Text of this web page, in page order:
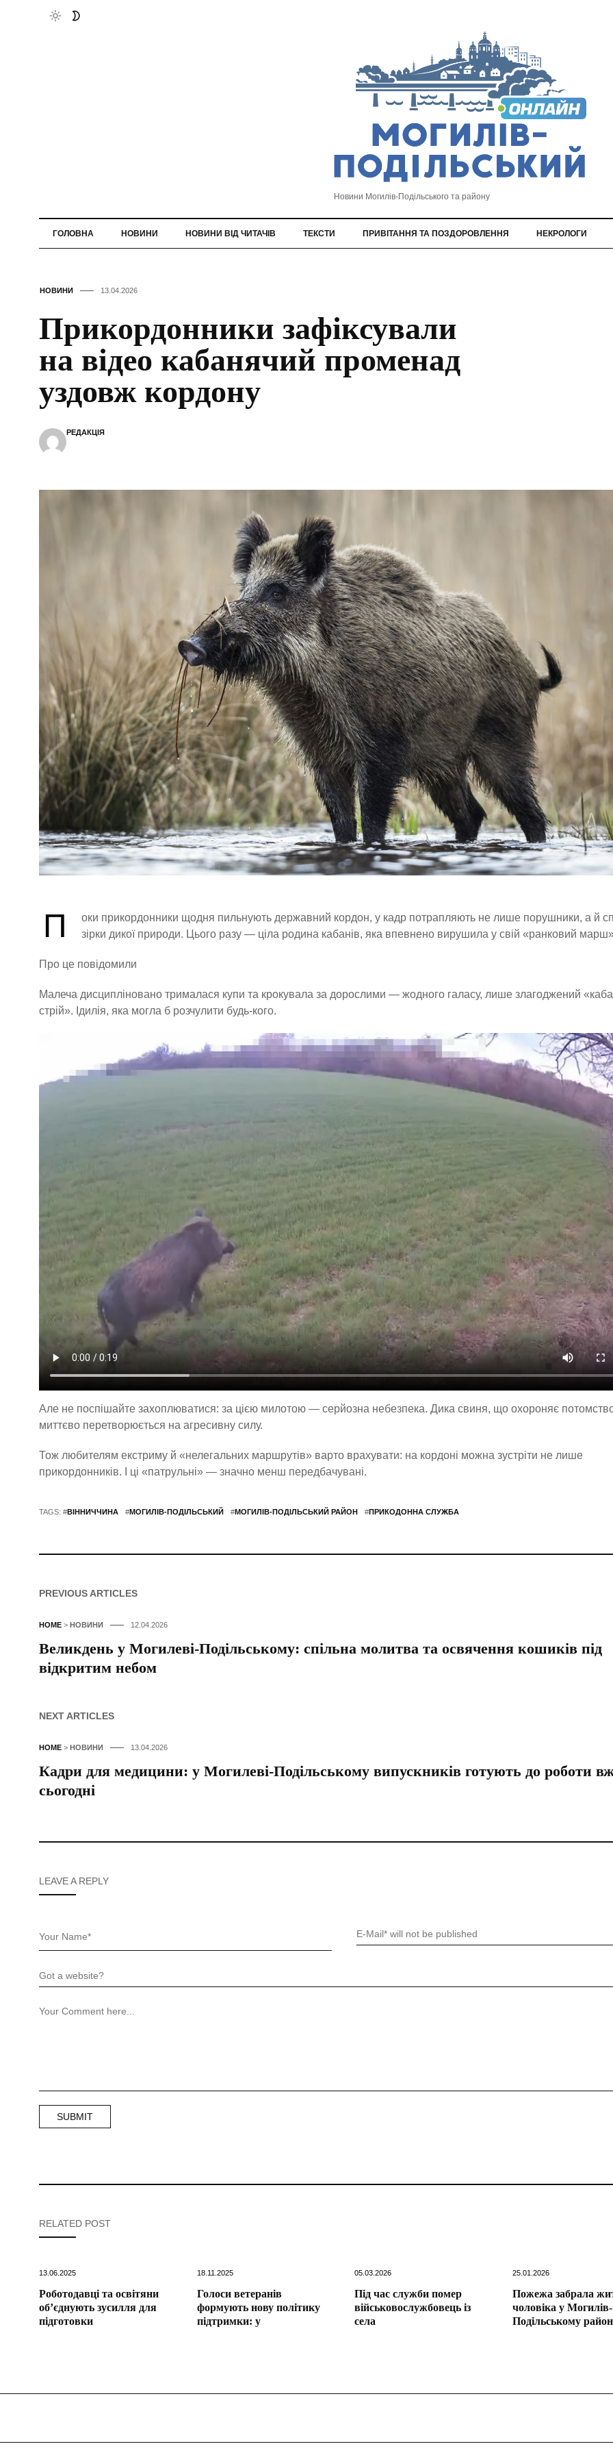
Новини Могилів-Подільського та району
ГОЛОВНА НОВИНИ НОВИНИ ВІД ЧИТАЧІВ ТЕКСТИ ПРИВІТАННЯ ТА ПОЗДОРОВЛЕННЯ НЕКРОЛОГИ
НОВИНИ 13.04.2026
Прикордонники зафіксували
на відео кабанячий променад
уздовж кордону
РЕДАКЦІЯ
П
оки прикордонники щодня пильнують державний кордон, у кадр потрапляють не лише порушники, а й
зірки дикої природи. Цього разу — ціла родина кабанів, яка впевнено вирушила у свій «ранковий
Про це повідомили
Малеча дисципліновано трималася купи та крокувала за дорослими — жодного галасу, лише злагоджений
стрій». Ідилія, яка могла б розчулити будь-кого.
Але не поспішайте захоплюватися: за цією милотою — серйозна небезпека. Дика свиня, що охороняє
миттєво перетворюється на агресивну силу.
Тож любителям екстриму й «нелегальних маршрутів» варто врахувати: на кордоні можна зустріти не лише
прикордонників. І ці «патрульні» — значно менш передбачувані.
TAGS: #ВІННИЧЧИНА #МОГИЛІВ-ПОДІЛЬСЬКИЙ #МОГИЛІВ-ПОДІЛЬСЬКИЙ РАЙОН #ПРИКОДОННА СЛУЖБА
PREVIOUS ARTICLES
HOME > НОВИНИ 12.04.2026
Великдень у Могилеві-Подільському: спільна молитва та освячення кошиків під
відкритим небом
NEXT ARTICLES
HOME > НОВИНИ 13.04.2026
Кадри для медицини: у Могилеві-Подільському випускників готують до роботи
сьогодні
LEAVE A REPLY
RELATED POST
13.06.2025
Роботодавці та освітяни
об’єднують зусилля для
підготовки
18.11.2025
Голоси ветеранів
формують нову політику
підтримки: у
05.03.2026
Під час служби помер
військовослужбовець із
села
25.01.2026
Пожежа забрала
чоловіка у Могилів-
Подільському